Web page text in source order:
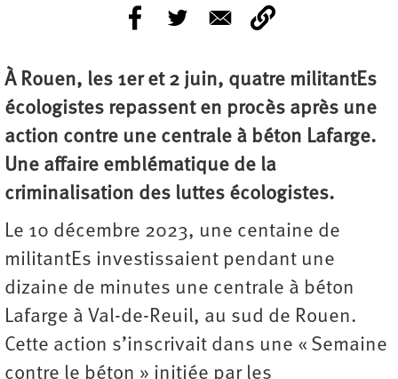
À Rouen, les 1er et 2 juin, quatre militantEs
écologistes repassent en procès après une
action contre une centrale à béton Lafarge.
Une affaire emblématique de la
criminalisation des luttes écologistes.
Le 10 décembre 2023, une centaine de
militantEs investissaient pendant une
dizaine de minutes une centrale à béton
Lafarge à Val-de-Reuil, au sud de Rouen.
Cette action s’inscrivait dans une « Semaine
contre le béton » initiée par les